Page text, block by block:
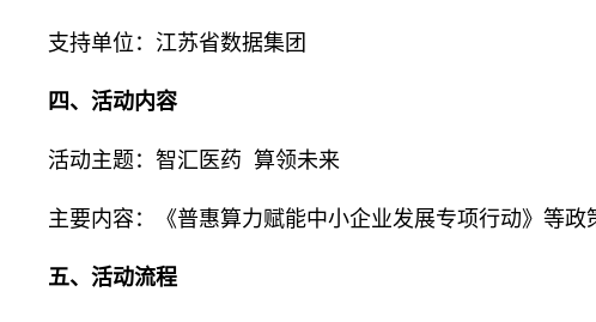
支持单位：江苏省数据集团
四、活动内容
活动主题： 智汇医药 算领未来
主要内容：《普惠算力赋能中小企业发展专项行动》等政
五、活动流程